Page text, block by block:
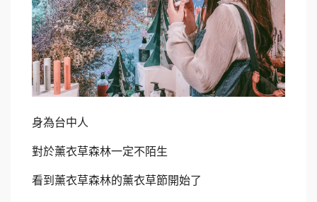
身為台中人
對於薰衣草森林一定不陌生
看到薰衣草森林的薰衣草節開始了